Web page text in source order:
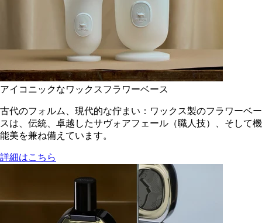
アイコニックなワックスフラワーベース
古代のフォルム、現代的な佇まい：ワックス製のフラワーベー
スは、伝統、卓越したサヴォアフェール（職人技）、そして機
能美を兼ね備えています。
詳細はこちら